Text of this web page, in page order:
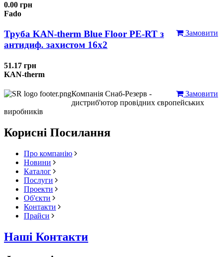
0.00 грн
Fado
Замовити
Труба KAN-therm Blue Floor PE-RT з
антидиф. захистом 16х2
51.17 грн
KAN-therm
Замовити
Компанія Снаб-Резерв -
дистриб'ютор провідних європейських
виробників
Корисні Посилання
Про компанію
Новини
Каталог
Послуги
Проекти
Об'єкти
Контакти
Прайси
Наші Контакти